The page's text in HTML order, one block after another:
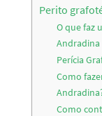
Perito
O que faz
Andradina
Perícia
Como
Como